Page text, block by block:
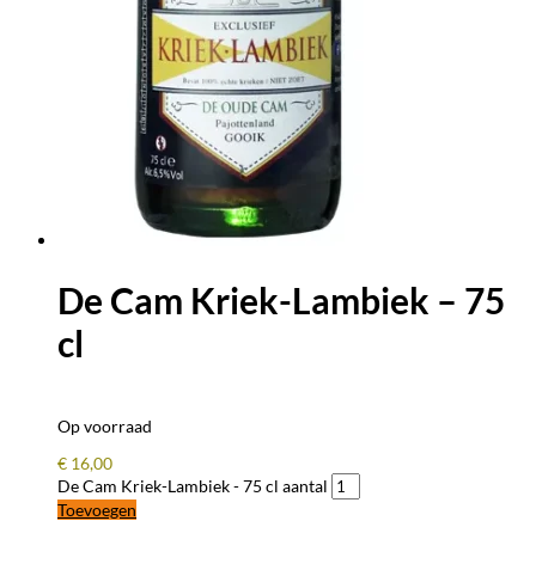
De Cam Kriek-Lambiek – 75
cl
Op voorraad
€ 16,00
De Cam Kriek-Lambiek - 75 cl aantal
Toevoegen